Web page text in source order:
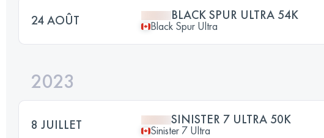
24 AOÛT BLACK SPUR ULTRA 54K
Black Spur Ultra
2023
8 JUILLET SINISTER 7 ULTRA 50K
Sinister 7 Ultra